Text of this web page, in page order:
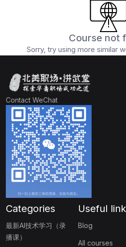
Course not
Sorry, try using more similar
Contact WeChat
Categories
最新AI技术学习（录
播课）
Useful
Blog
All courses